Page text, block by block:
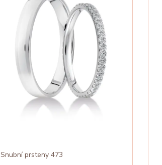
Snubní prsteny 473